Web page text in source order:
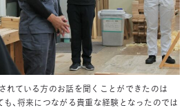
れている方のお話を聞くことができたのは
、将来につながる貴重な経験となったのでは